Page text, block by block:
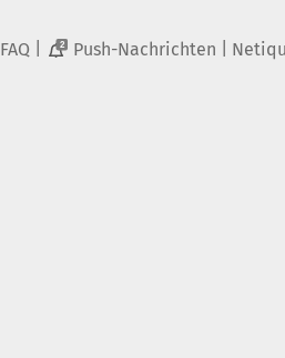
FAQ 2 Push-Nachrichten